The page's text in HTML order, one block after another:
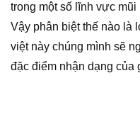
trong một số lĩnh vực
Vậy phân biệt thế nào là
việt này chúng mình sẽ
đặc điểm nhận dạng của